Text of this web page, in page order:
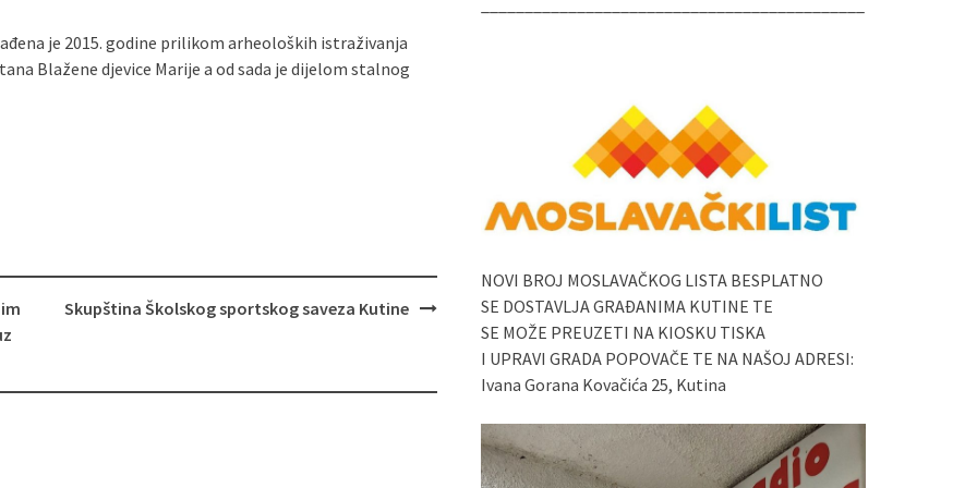
je 2015. godine prilikom arheoloških istraživanja
Blažene djevice Marije a od sada je dijelom stalnog
Skupština Školskog sportskog saveza Kutine
NOVI BROJ MOSLAVAČKOG LISTA BESPLATNO
SE DOSTAVLJA GRAĐANIMA KUTINE TE
SE MOŽE PREUZETI NA KIOSKU TISKA
I UPRAVI GRADA POPOVAČE TE NA NAŠOJ ADRESI:
Ivana Gorana Kovačića 25, Kutina